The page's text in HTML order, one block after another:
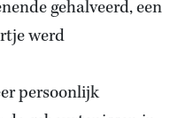
gehalveerd, een
werd
persoonlijk